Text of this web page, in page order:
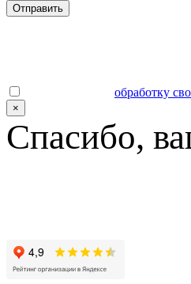
Отправить
обработку
×
Спасибо,